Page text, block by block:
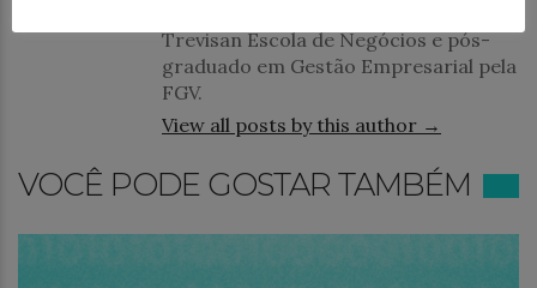
Trevisan Escola de Negócios e pós-
graduado em Gestão Empresarial pela
FGV.
View all posts by this author →
VOCÊ PODE GOSTAR TAMBÉM